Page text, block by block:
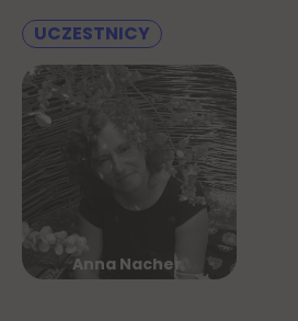
UCZESTNICY
Anna Nacher